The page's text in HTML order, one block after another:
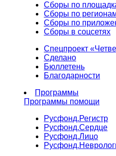
Сборы по
Сборы по
Сборы по
Сборы в соцсетях
Спецпроект
Сделано
Бюллетень
Благодарности
Программы
Программы помощи
Русфонд.Регистр
Русфонд.Сердце
Русфонд.Лицо
Русфонд.